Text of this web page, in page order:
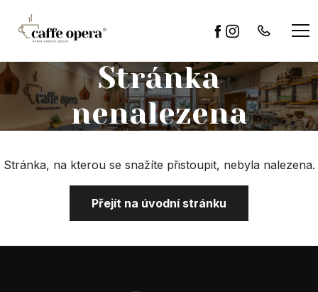
Stránka
nenalezena
Stránka, na kterou se snažíte přistoupit, nebyla nalezena.
Přejít na úvodní stránku